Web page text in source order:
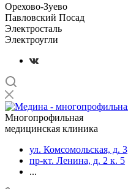
Орехово-Зуево
Павловский Посад
Электросталь
Электроугли
Многопрофильная
медицинская клиника
ул. Комсомольская, д. 3
пр-кт. Ленина, д. 2 к. 5
...